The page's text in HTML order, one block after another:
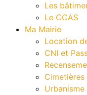
Les
Le CCAS
Ma Mairie
Location
CNI et
Cimetières
Urbanisme